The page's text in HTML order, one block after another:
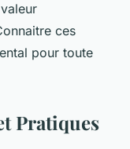
ces
pour toute
Pratiques